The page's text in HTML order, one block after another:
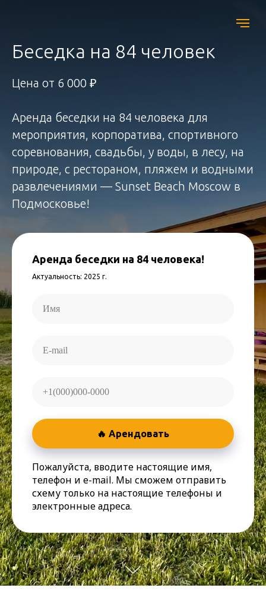
Беседка на 84 человек
Цена от 6 000 ₽
Аренда беседки на 84 человека для
мероприятия, корпоратива, спортивного
соревнования, свадьбы, у воды, в лесу, на
природе, с рестораном, пляжем и водными
развлечениями — Sunset Beach Moscow в
Подмосковье!
Аренда беседки на 84 человека!
Актуальность: 2025 г.
🔥 Арендовать
Пожалуйста, вводите настоящие имя,
телефон и e-mail. Мы сможем отправить
схему только на настоящие телефоны и
электронные адреса.